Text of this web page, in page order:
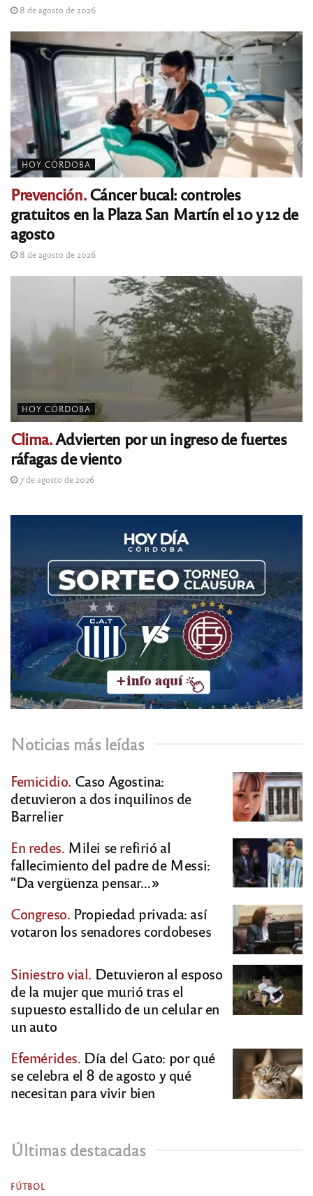
8 de agosto de 2026
HOY CÓRDOBA
Prevención.Cáncer bucal: controles
gratuitos en la Plaza San Martín el 10 y 12 de
agosto
8 de agosto de 2026
HOY CÓRDOBA
Clima.Advierten por un ingreso de fuertes
ráfagas de viento
7 de agosto de 2026
Noticias más leídas
Femicidio. Caso Agostina:
detuvieron a dos inquilinos de
Barrelier
En redes. Milei se refirió al
fallecimiento del padre de Messi:
“Da vergüenza pensar…»
Congreso. Propiedad privada: así
votaron los senadores cordobeses
Siniestro vial. Detuvieron al esposo
de la mujer que murió tras el
supuesto estallido de un celular en
un auto
Efemérides. Día del Gato: por qué
se celebra el 8 de agosto y qué
necesitan para vivir bien
Últimas destacadas
FÚTBOL